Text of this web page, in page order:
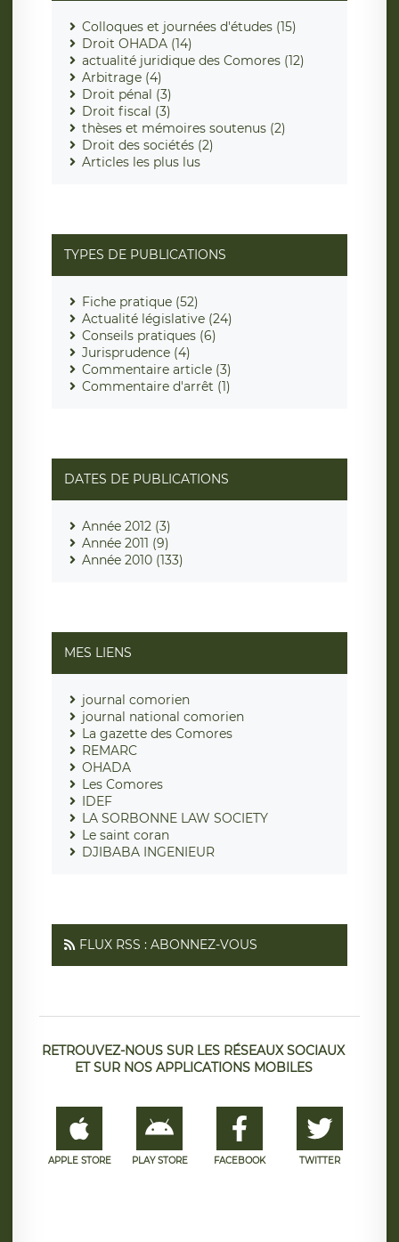
Colloques et journées d'études (15)
Droit OHADA (14)
actualité juridique des Comores (12)
Arbitrage (4)
Droit pénal (3)
Droit fiscal (3)
thèses et mémoires soutenus (2)
Droit des sociétés (2)
Articles les plus lus
TYPES DE PUBLICATIONS
Fiche pratique (52)
Actualité législative (24)
Conseils pratiques (6)
Jurisprudence (4)
Commentaire article (3)
Commentaire d'arrêt (1)
DATES DE PUBLICATIONS
Année 2012 (3)
Année 2011 (9)
Année 2010 (133)
MES LIENS
journal comorien
journal national comorien
La gazette des Comores
REMARC
OHADA
Les Comores
IDEF
LA SORBONNE LAW SOCIETY
Le saint coran
DJIBABA INGENIEUR
FLUX RSS : ABONNEZ-VOUS
RETROUVEZ-NOUS SUR LES RÉSEAUX SOCIAUX
ET SUR NOS APPLICATIONS MOBILES
APPLE STORE PLAY STORE FACEBOOK TWITTER